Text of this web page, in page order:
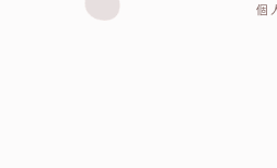
個